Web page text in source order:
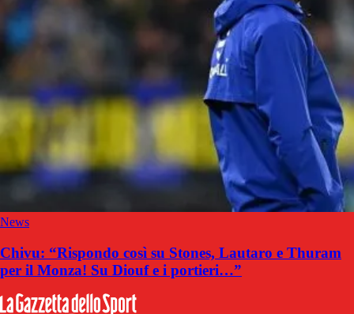
News
Chivu: “Rispondo così su Stones, Lautaro e Thuram
per il Monza! Su Diouf e i portieri…”